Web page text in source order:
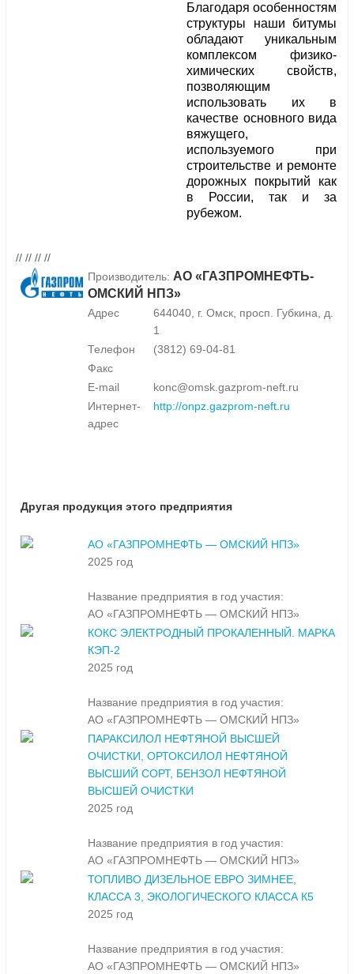
Благодаря особенностям
структуры наши битумы
обладают уникальным
комплексом физико-
химических свойств,
позволяющим
использовать их в
качестве основного вида
вяжущего,
используемого при
строительстве и ремонте
дорожных покрытий как
в России, так и за
рубежом.
// // // //
Производитель: АО «ГАЗПРОМНЕФТЬ-
ОМСКИЙ НПЗ»
Адрес
644040, г. Омск, просп. Губкина, д.
1
Телефон
(3812) 69-04-81
Факс
E-mail
konc@omsk.gazprom-neft.ru
Интернет-
адрес
http://onpz.gazprom-neft.ru
Другая продукция этого предприятия
АО «ГАЗПРОМНЕФТЬ — ОМСКИЙ НПЗ»
2025 год
Название предприятия в год участия:
АО «ГАЗПРОМНЕФТЬ — ОМСКИЙ НПЗ»
КОКС ЭЛЕКТРОДНЫЙ ПРОКАЛЕННЫЙ. МАРКА
КЭП-2
2025 год
Название предприятия в год участия:
АО «ГАЗПРОМНЕФТЬ — ОМСКИЙ НПЗ»
ПАРАКСИЛОЛ НЕФТЯНОЙ ВЫСШЕЙ
ОЧИСТКИ, ОРТОКСИЛОЛ НЕФТЯНОЙ
ВЫСШИЙ СОРТ, БЕНЗОЛ НЕФТЯНОЙ
ВЫСШЕЙ ОЧИСТКИ
2025 год
Название предприятия в год участия:
АО «ГАЗПРОМНЕФТЬ — ОМСКИЙ НПЗ»
ТОПЛИВО ДИЗЕЛЬНОЕ ЕВРО ЗИМНЕЕ,
КЛАССА 3, ЭКОЛОГИЧЕСКОГО КЛАССА К5
2025 год
Название предприятия в год участия:
АО «ГАЗПРОМНЕФТЬ — ОМСКИЙ НПЗ»